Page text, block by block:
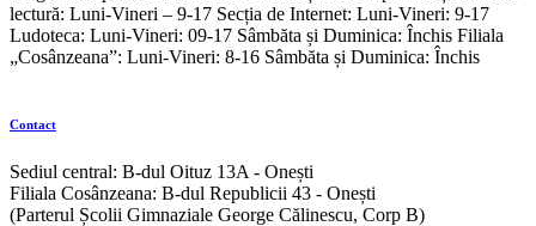
lectură: Luni-Vineri – 9-17 Secția de Internet: Luni-Vineri: 9-17
Ludoteca: Luni-Vineri: 09-17 Sâmbăta și Duminica: Închis Filiala
„Cosânzeana”: Luni-Vineri: 8-16 Sâmbăta și Duminica: Închis
Contact
Sediul central: B-dul Oituz 13A - Onești
Filiala Cosânzeana: B-dul Republicii 43 - Onești
(Parterul Școlii Gimnaziale George Călinescu, Corp B)